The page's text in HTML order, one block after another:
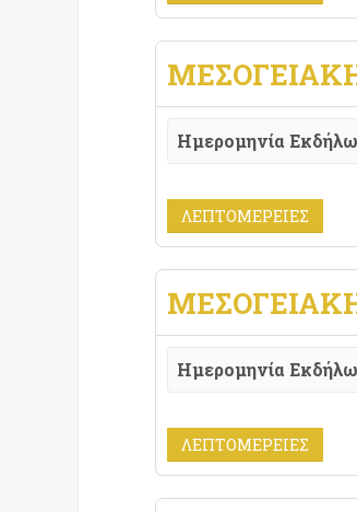
Ημερομηνία
ΛΕΠΤΟΜΈΡΕΙΕΣ
Ημερομηνία
ΛΕΠΤΟΜΈΡΕΙΕΣ